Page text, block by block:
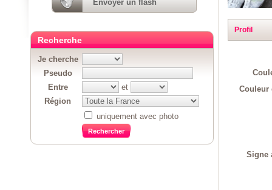
Profil
Couleur
Signe
Envoyer un flash
Recherche
Je cherche
Pseudo
Entre
et
Région
uniquement avec photo